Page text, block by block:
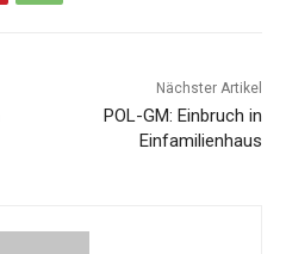
Nächster Artikel
POL-GM: Einbruch in
Einfamilienhaus